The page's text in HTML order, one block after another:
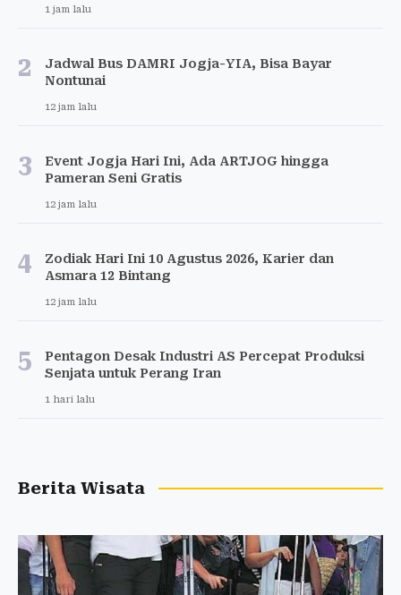
1 jam lalu
2
Jadwal Bus DAMRI Jogja-YIA, Bisa Bayar
Nontunai
12 jam lalu
3
Event Jogja Hari Ini, Ada ARTJOG hingga
Pameran Seni Gratis
12 jam lalu
4
Zodiak Hari Ini 10 Agustus 2026, Karier dan
Asmara 12 Bintang
12 jam lalu
5
Pentagon Desak Industri AS Percepat Produksi
Senjata untuk Perang Iran
1 hari lalu
Berita Wisata